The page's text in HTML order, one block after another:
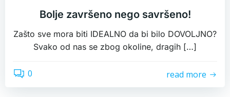
Bolje završeno nego savršeno!
Zašto sve mora biti IDEALNO da bi bilo DOVOLJNO?
Svako od nas se zbog okoline, dragih […]
0 read more